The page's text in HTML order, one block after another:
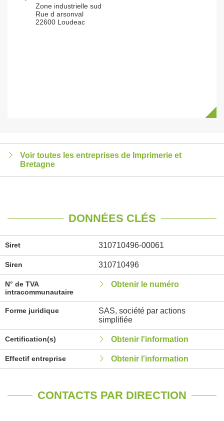
Zone industrielle sud
Rue d arsonval
22600 Loudeac
Voir toutes les entreprises de Imprimerie et
Bretagne
DONNÉES CLÉS
Siret 310710496-00061
Siren 310710496
N° de TVA
intracommunautaire
Obtenir le numéro
Forme juridique
SAS, société par actions
simplifiée
Certification(s) Obtenir l'information
Effectif entreprise Obtenir l'information
CONTACTS PAR DIRECTION